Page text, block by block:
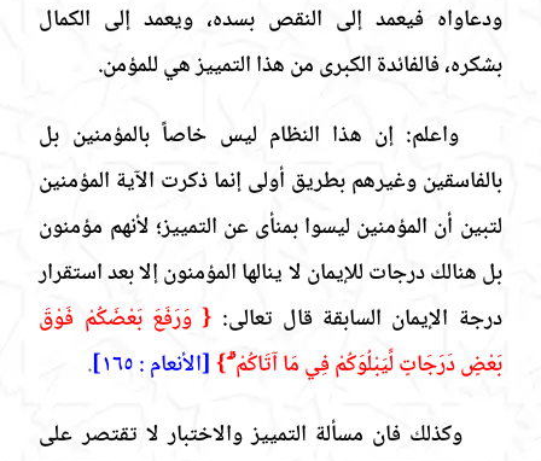
ودعاواه فيعمد إلى النقص بسده، ويعمد إلى الكمال
بشكره، فالفائدة الكبرى من هذا التمييز هي للمؤمن.
واعلم: إن هذا النظام ليس خاصاً بالمؤمنين بل
بالفاسقين وغيرهم بطريق أولى إنما ذكرت الآية المؤمنين
لتبين أن المؤمنين ليسوا بمنأى عن التمييز؛ لأنهم مؤمنون
بل هنالك درجات للإيمان لا ينالها المؤمنون إلا بعد استقرار
درجة الإيمان السابقة قال تعالى: { وَرَفَعَ بَعْضَكُمْ فَوْقَ
بَعْضٍ دَرَجَاتٍ لِّيَبْلُوَكُمْ فِي مَا آتَاكُمْ ۗ }[الأنعام : ١٦٥]
.
وكذلك فان مسألة التمييز والاختبار لا تقتصر على